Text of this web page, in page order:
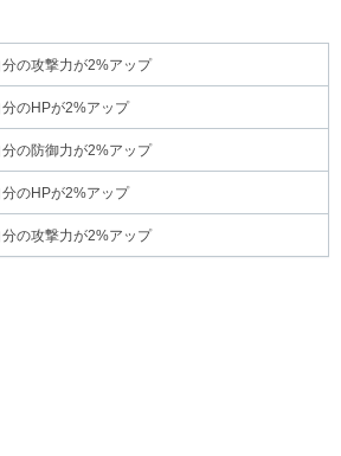
の攻撃力が2%アップ
のHPが2%アップ
の防御力が2%アップ
のHPが2%アップ
の攻撃力が2%アップ